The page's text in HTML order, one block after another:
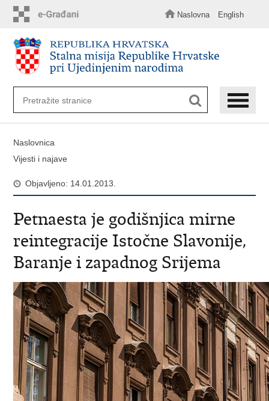
sadržaj
Naslovna English
Naslovnica
Vijesti i najave
Objavljeno: 14.01.2013.
Petnaesta je godišnjica mirne
reintegracije Istočne Slavonije,
Baranje i zapadnog Srijema